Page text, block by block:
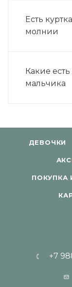
Есть
молнии
Какие
мальчика
ДЕВОЧКИ
ПОКУПКА
+7